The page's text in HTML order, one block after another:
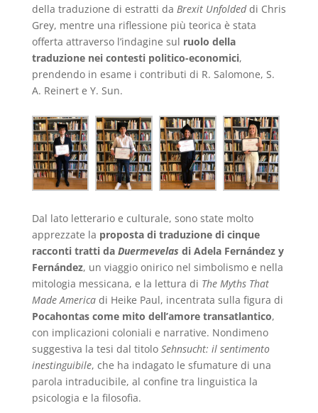
della traduzione di estratti da Brexit Unfoldeddi Chris
Grey, mentre una riflessione più teorica è stata
offerta attraverso l’indagine sul ruolo della
traduzione nei contesti politico-economici,
prendendo in esame i contributi di R. Salomone, S.
A. Reinert e Y. Sun.
Dal lato letterario e culturale, sono state molto
apprezzate la proposta di traduzione di cinque
racconti tratti da Duermevelas di Adela Fernández y
Fernández, un viaggio onirico nel simbolismo e nella
mitologia messicana, e la lettura di The Myths That
Made Americadi Heike Paul, incentrata sulla figura di
Pocahontas come mito dell’amore transatlantico,
con implicazioni coloniali e narrative. Nondimeno
suggestiva la tesi dal titolo Sehnsucht: il sentimento
inestinguibile, che ha indagato le sfumature di una
parola intraducibile, al confine tra linguistica la
psicologia e la filosofia.